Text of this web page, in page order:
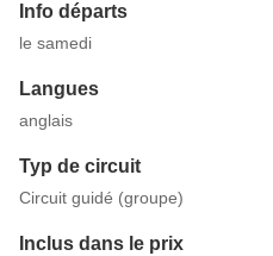
Info départs
le samedi
Langues
anglais
Typ de circuit
Circuit guidé (groupe)
Inclus dans le prix